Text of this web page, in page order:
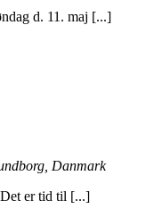
d. 11. maj [...]
Danmark
er tid til [...]